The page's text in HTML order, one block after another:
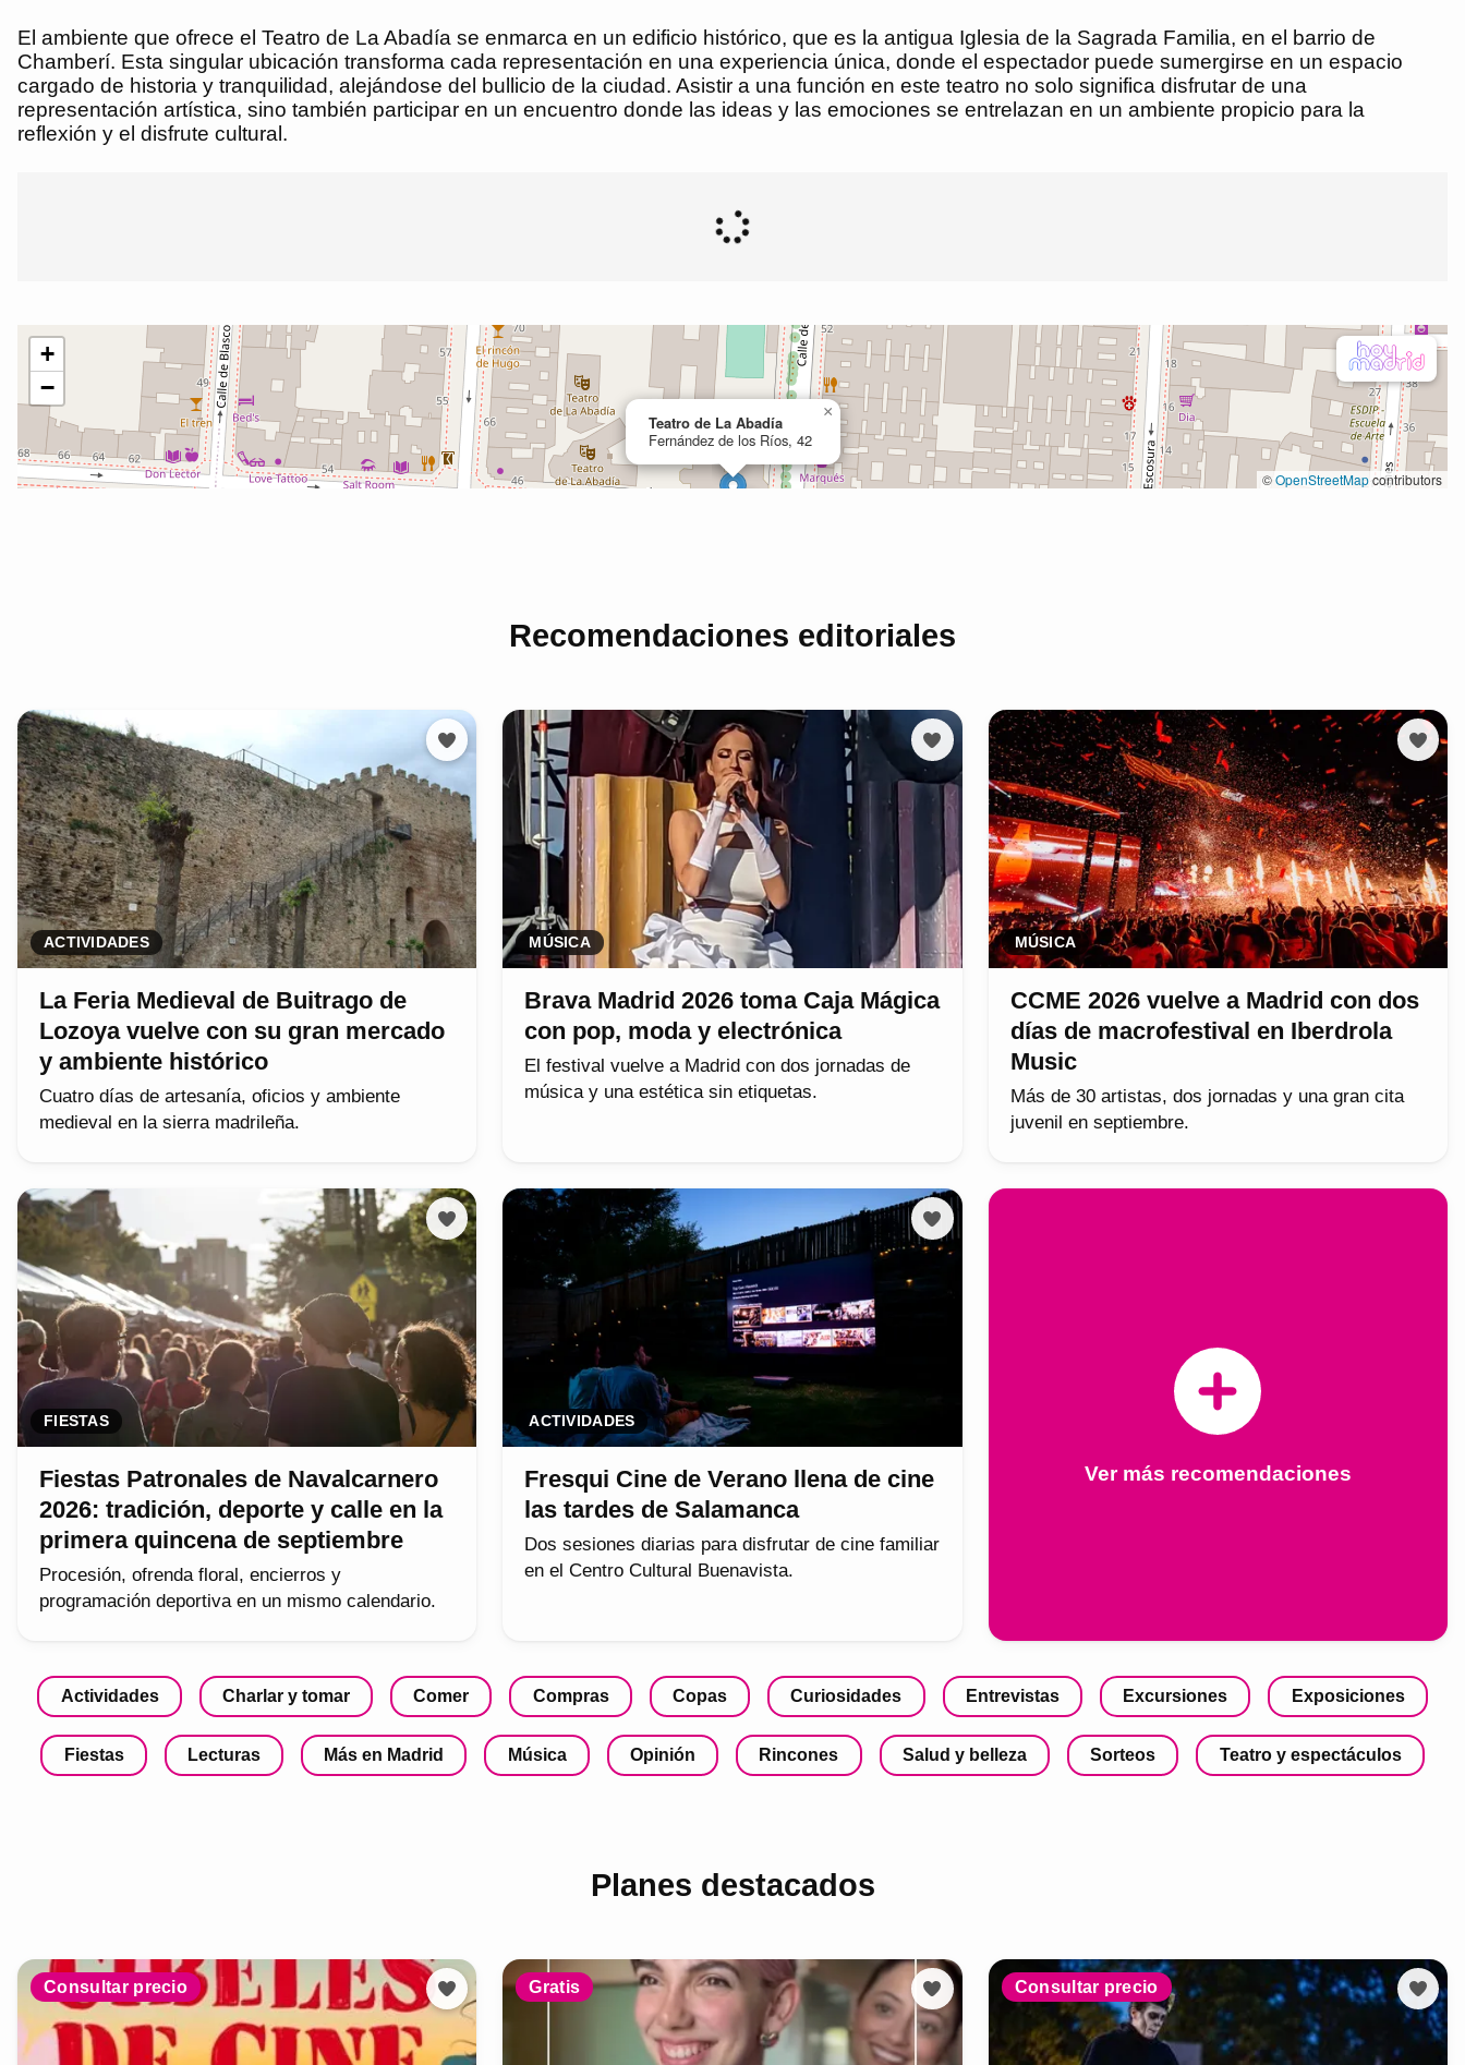
El ambiente que ofrece el Teatro de La Abadía se enmarca en un edificio histórico, que es la antigua Iglesia de la Sagrada Familia, en el barrio de
Chamberí. Esta singular ubicación transforma cada representación en una experiencia única, donde el espectador puede sumergirse en un espacio
cargado de historia y tranquilidad, alejándose del bullicio de la ciudad. Asistir a una función en este teatro no solo significa disfrutar de una
representación artística, sino también participar en un encuentro donde las ideas y las emociones se entrelazan en un ambiente propicio para la
reflexión y el disfrute cultural.
Recomendaciones editoriales
ACTIVIDADES
La Feria Medieval de Buitrago de
Lozoya vuelve con su gran mercado
y ambiente histórico
Cuatro días de artesanía, oficios y ambiente
medieval en la sierra madrileña.
MÚSICA
Brava Madrid 2026 toma Caja Mágica
con pop, moda y electrónica
El festival vuelve a Madrid con dos jornadas de
música y una estética sin etiquetas.
MÚSICA
CCME 2026 vuelve a Madrid con dos
días de macrofestival en Iberdrola
Music
Más de 30 artistas, dos jornadas y una gran cita
juvenil en septiembre.
FIESTAS
Fiestas Patronales de Navalcarnero
2026: tradición, deporte y calle en la
primera quincena de septiembre
Procesión, ofrenda floral, encierros y
programación deportiva en un mismo calendario.
ACTIVIDADES
Fresqui Cine de Verano llena de cine
las tardes de Salamanca
Dos sesiones diarias para disfrutar de cine familiar
en el Centro Cultural Buenavista.
Ver más recomendaciones
Actividades Charlar y tomar Comer Compras Copas Curiosidades Entrevistas Excursiones Exposiciones
Fiestas Lecturas Más en Madrid Música Opinión Rincones Salud y belleza Sorteos Teatro y espectáculos
Planes destacados
Consultar precio Gratis Consultar precio